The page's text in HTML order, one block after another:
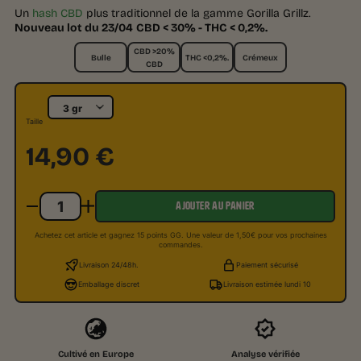
Un hash CBD plus traditionnel de la gamme Gorilla Grillz.
Nouveau lot du 23/04CBD < 30% - THC < 0,2%.
Bulle
CBD >20%
CBD
THC <0,2%. Crémeux
Taille
14,90€
AJOUTER AU PANIER
Achetez cet article et gagnez 15 points GG. Une valeur de 1,50€ pour vos prochaines
commandes.
Livraison 24/48h. Paiement sécurisé
Emballage discret Livraison estimée lundi 10
Cultivé en Europe Analyse vérifiée